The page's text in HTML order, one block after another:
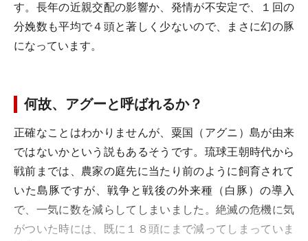
す。長年の近親交配の影響か、発情が不安定で、１回の
分娩数も平均で４頭と著しく少ないので、まさに幻の豚
になっています。
何故、アグーと呼ばれるか？
正確なことはわかりませんが、粟国（アグニ）島が由来
ではないかという説もあるそうです。琉球王朝時代から
戦前までは、農家の庭先に当たり前のように飼育されて
いた島豚ですが、戦争と戦後の外来種（白豚）の導入
で、一気に数を減らしてしまいました。絶滅の危機に気
がついた時には、既に１８頭にまで減ってしまっていま